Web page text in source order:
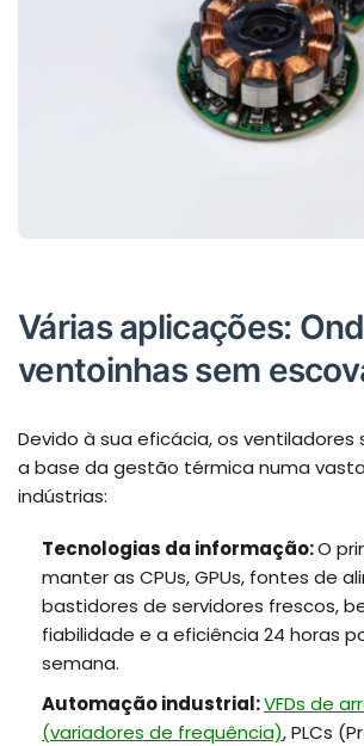
Várias aplicações:
ventoinhas sem
Devido à sua eficácia, os ventiladores
a base da gestão térmica numa
indústrias:
Tecnologias da informação:O
manter as CPUs, GPUs, fontes de
bastidores de servidores frescos,
fiabilidade e a eficiência 24 horas
semana.
Automação industrial:VFDs de
(variadores de frequência), PLCs